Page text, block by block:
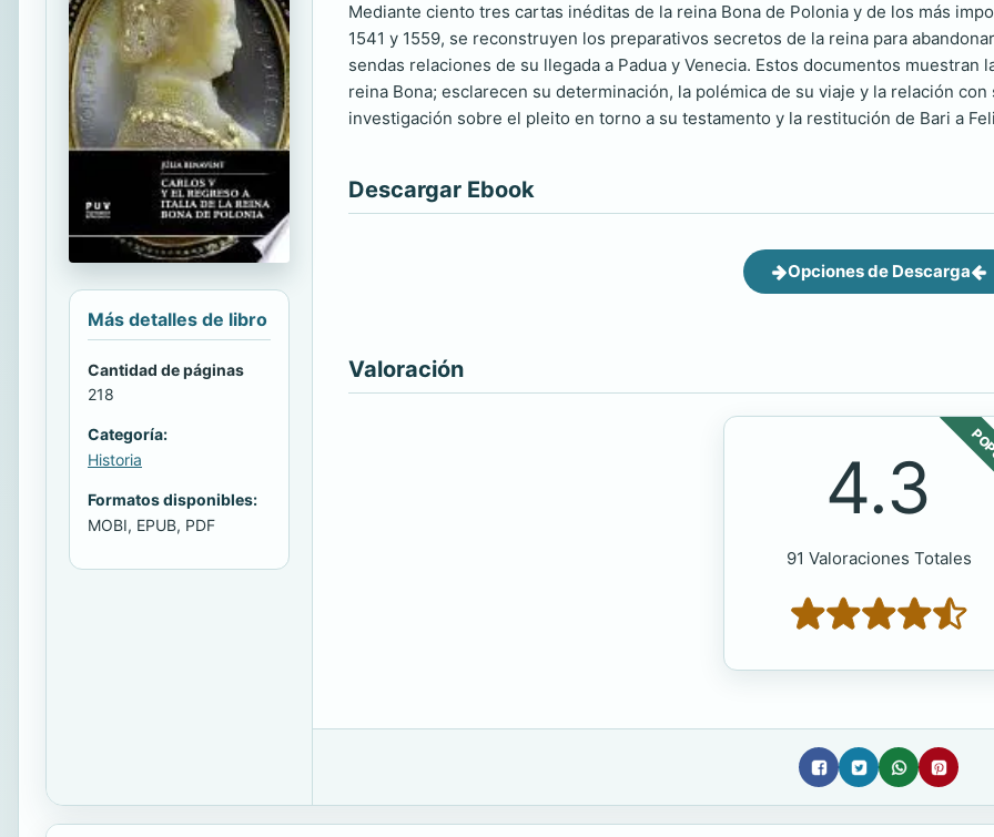
Más detalles de libro
Cantidad de páginas
218
Categoría:
Historia
Formatos disponibles:
MOBI, EPUB, PDF
Mediante ciento tres cartas inéditas de la reina Bona de Polonia y de los más
1541 y 1559, se reconstruyen los preparativos secretos de la reina para
sendas relaciones de su llegada a Padua y Venecia. Estos documentos
reina Bona; esclarecen su determinación, la polémica de su viaje y la relación
investigación sobre el pleito en torno a su testamento y la restitución de Bari a
Descargar Ebook
Opciones de Descarga
Valoración
4.3
91 Valoraciones Totales